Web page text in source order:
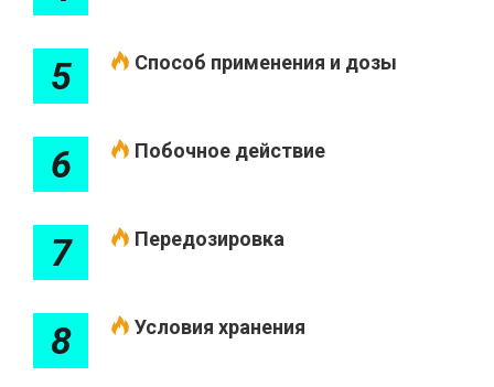
5 Способ применения и дозы
6 Побочное действие
7 Передозировка
8 Условия хранения